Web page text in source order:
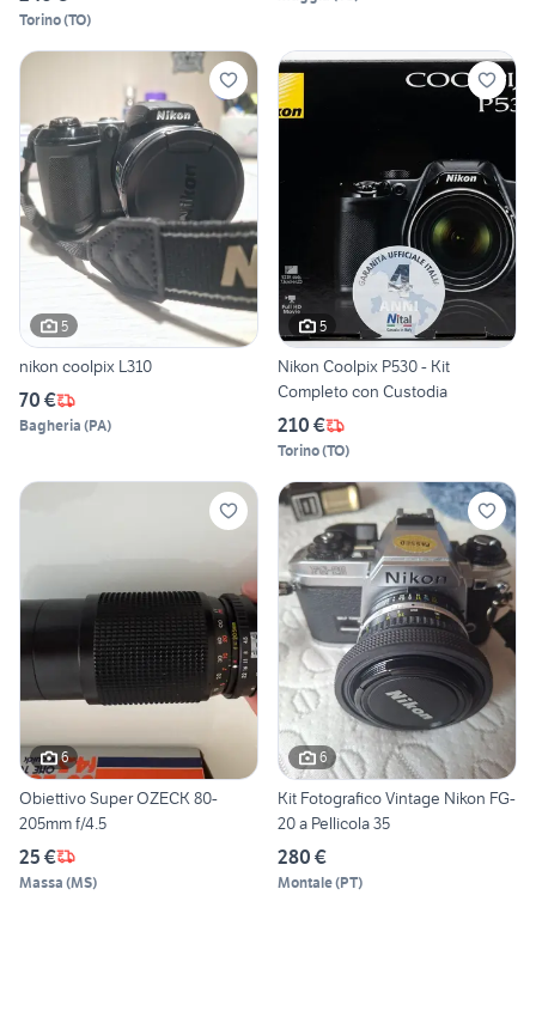
Torino(TO)
5
nikon coolpix L310
70 €
Bagheria (PA)
5
Nikon Coolpix P530 - Kit
Completo con Custodia
210 €
Torino(TO)
6
Obiettivo Super OZECK 80-
205mm f/4.5
25 €
Massa (MS)
6
Kit Fotografico Vintage Nikon FG-
20 a Pellicola 35
280 €
Montale(PT)